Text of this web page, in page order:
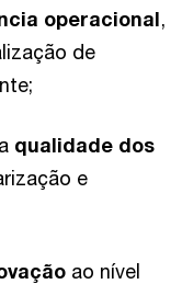
operacional,
de
qualidade dos
e
ao nível